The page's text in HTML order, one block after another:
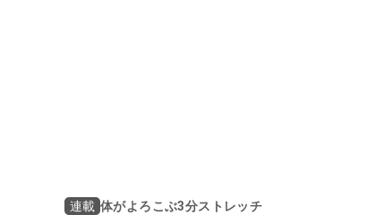
連載 体がよろこぶ3分ストレッチ